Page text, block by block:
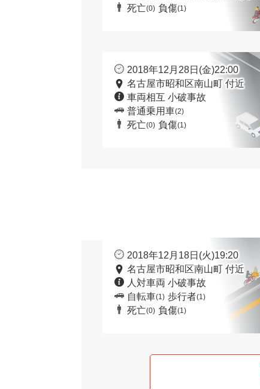
死亡(0) 負傷(1)
2018年12月28日(金)22:00
名古屋市昭和区南山町 付近
車両相互 小破事故
普通乗用車(2)
死亡(0) 負傷(1)
2018年12月18日(火)19:20
名古屋市昭和区南山町 付近
人対車両 小破事故
自転車(1) 歩行者(1)
死亡(0) 負傷(1)